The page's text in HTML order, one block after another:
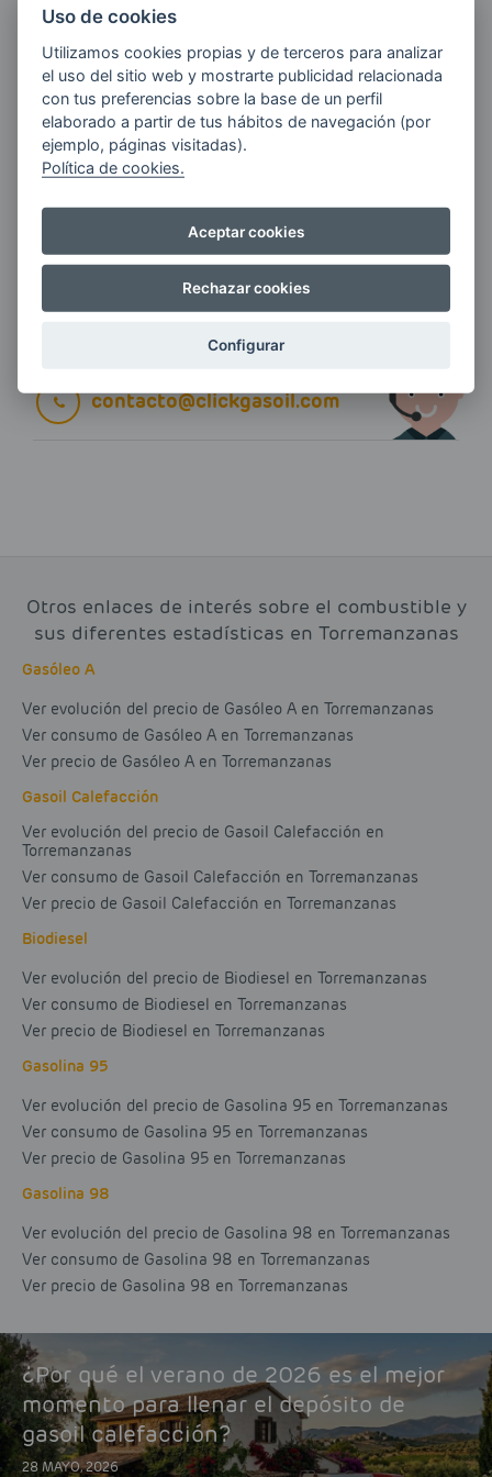
E-MAIL
Quiero recibir las últimas novedades de AVIA
ENERGIAS por cualquier medio, incluido
electrónico.Más información
pedido escríbenos a:
contacto@clickgasoil.com
Otros enlaces de interés sobre el combustible y
sus diferentes estadísticas en Torremanzanas
Gasóleo A
Ver evolución del precio de Gasóleo A en Torremanzanas
Ver consumo de Gasóleo A en Torremanzanas
Ver precio de Gasóleo A en Torremanzanas
Gasoil Calefacción
Ver evolución del precio de Gasoil Calefacción en
Torremanzanas
Ver consumo de Gasoil Calefacción en Torremanzanas
Ver precio de Gasoil Calefacción en Torremanzanas
Biodiesel
Ver evolución del precio de Biodiesel en Torremanzanas
Ver consumo de Biodiesel en Torremanzanas
Ver precio de Biodiesel en Torremanzanas
Gasolina 95
Ver evolución del precio de Gasolina 95 en Torremanzanas
Ver consumo de Gasolina 95 en Torremanzanas
Ver precio de Gasolina 95 en Torremanzanas
Gasolina 98
Ver evolución del precio de Gasolina 98 en Torremanzanas
Ver consumo de Gasolina 98 en Torremanzanas
Ver precio de Gasolina 98 en Torremanzanas
¿Por qué el verano de 2026 es el mejor
momento para llenar el depósito de
gasoil calefacción?
28 MAYO, 2026
Uso de cookies
Utilizamos cookies propias y de terceros para analizar
el uso del sitio web y mostrarte publicidad relacionada
con tus preferencias sobre la base de un perfil
elaborado a partir de tus hábitos de navegación (por
ejemplo, páginas visitadas).
Política de cookies.
Aceptar cookies
Rechazar cookies
Configurar